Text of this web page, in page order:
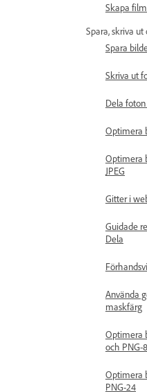
Skapa
Spara, skriva
Spara
Skriva ut
Dela
Optimera
Optimera
JPEG
Gitter i
Guidade
Dela
Använda
maskfärg
Optimera
och PNG-8
Optimera
PNG-24